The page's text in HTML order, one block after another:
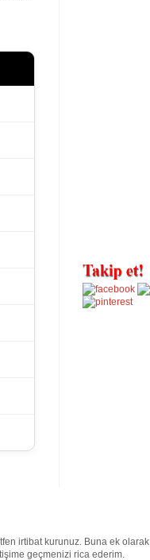
irtibat kurunuz. Buna ek olarak
geçmenizi rica ederim.